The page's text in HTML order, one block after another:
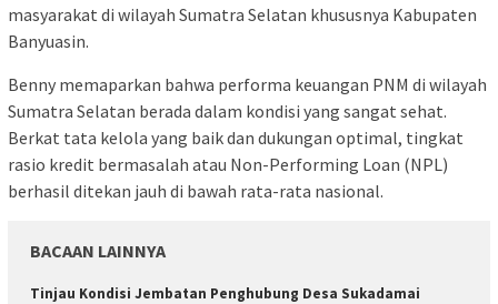
masyarakat di wilayah Sumatra Selatan khususnya Kabupaten
Banyuasin.
Benny memaparkan bahwa performa keuangan PNM di wilayah
Sumatra Selatan berada dalam kondisi yang sangat sehat.
Berkat tata kelola yang baik dan dukungan optimal, tingkat
rasio kredit bermasalah atau Non-Performing Loan (NPL)
berhasil ditekan jauh di bawah rata-rata nasional.
BACAAN LAINNYA
Tinjau Kondisi Jembatan Penghubung Desa Sukadamai